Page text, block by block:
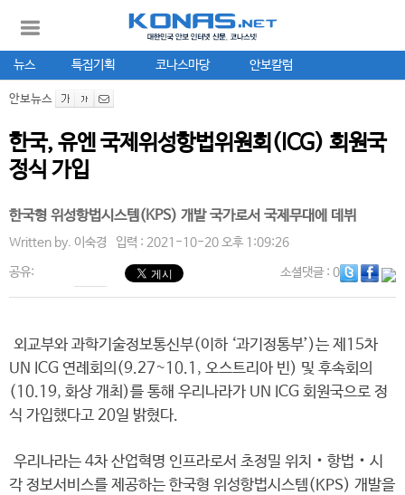
뉴스 특집기획 코나스마당 안보칼럼
안보뉴스
한국, 유엔 국제위성항법위원회(ICG) 회원국
정식 가입
한국형 위성항법시스템(KPS) 개발 국가로서 국제무대에 데뷔
Written by. 이숙경 입력 : 2021-10-20 오후 1:09:26
공유: 소셜댓글: 0
외교부와 과학기술정보통신부(이하 ‘과기정통부’)는 제15차
UN ICG 연례회의(9.27~10.1, 오스트리아 빈) 및 후속회의
(10.19, 화상 개최)를 통해 우리나라가 UN ICG 회원국으로 정
식 가입했다고 20일 밝혔다.
우리나라는 4차 산업혁명 인프라로서 초정밀 위치‧항법‧시
각 정보서비스를 제공하는 한국형 위성항법시스템(KPS) 개발을